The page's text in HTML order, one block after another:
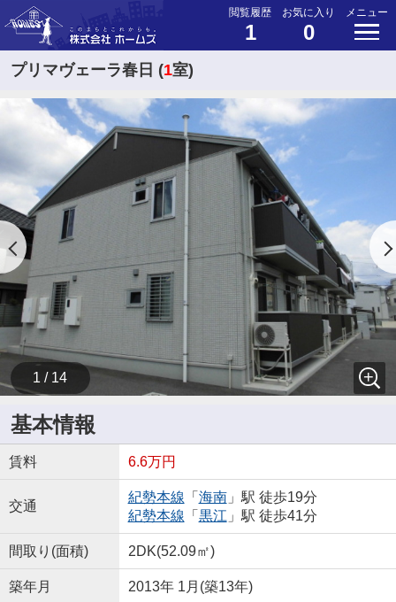
閲覧履歴
1
お気に入り
0
メニュー
プリマヴェーラ春日 (1室)
1 / 14
基本情報
賃料 6.6万円
交通
紀勢本線 「 海南」駅 徒歩19分
紀勢本線 「 黒江 」駅 徒歩41分
間取り(面積) 2DK(52.09㎡)
築年月 2013年 1月(築13年)